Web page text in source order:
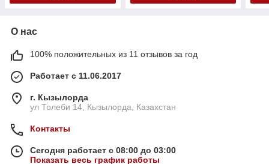
О нас
100% положительных из 11 отзывов за год
Работает с 11.06.2017
г. Кызылорда
ул Толеби 14, Кызылорда, Казахстан
Контакты
Сегодня работает с 08:00 до 03:00
Показать весь график работы